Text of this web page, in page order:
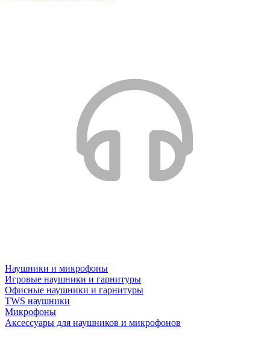
Наушники и микрофоны
Игровые наушники и гарнитуры
Офисные наушники и гарнитуры
TWS наушники
Микрофоны
Аксессуары для наушников и микрофонов